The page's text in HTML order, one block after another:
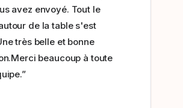
avez envoyé. Tout le
de la table s'est
très belle et bonne
beaucoup à toute